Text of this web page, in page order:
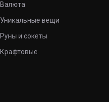
Валюта
Уникальные вещи
Руны и сокеты
Крафтовые